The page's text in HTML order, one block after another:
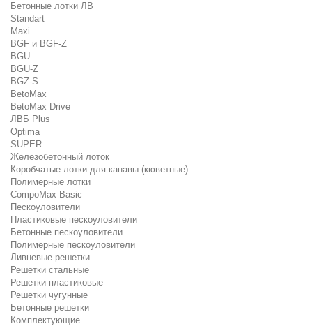
Бетонные лотки ЛВ
Standart
Maxi
BGF и BGF-Z
BGU
BGU-Z
BGZ-S
BetoMax
BetoMax Drive
ЛВБ Plus
Optima
SUPER
Железобетонный лоток
Коробчатые лотки для канавы (кюветные)
Полимерные лотки
CompoMax Basic
Пескоуловители
Пластиковые пескоуловители
Бетонные пескоуловители
Полимерные пескоуловители
Ливневые решетки
Решетки стальные
Решетки пластиковые
Решетки чугунные
Бетонные решетки
Комплектующие